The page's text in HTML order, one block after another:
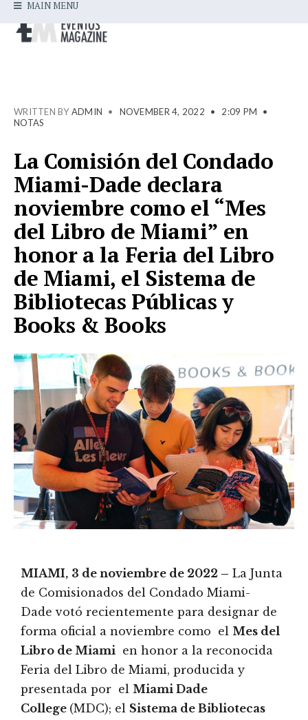
MAIN MENU
WRITTEN BY ADMIN • NOVEMBER 4, 2022 • 2:09 PM
•
NOTAS
La Comisión del Condado
Miami-Dade declara
noviembre como el “Mes
del Libro de Miami” en
honor a la Feria del Libro
de Miami, el Sistema de
Bibliotecas Públicas y
Books & Books
MIAMI, 3 de noviembre de 2022 – La Junta
de Comisionados del Condado Miami-
Dade votó recientemente para designar de
forma oficial a noviembre como el Mes del
Libro de Miami en honor a la reconocida
Feria del Libro de Miami, producida y
presentada por el Miami Dade
College (MDC); el Sistema de Bibliotecas